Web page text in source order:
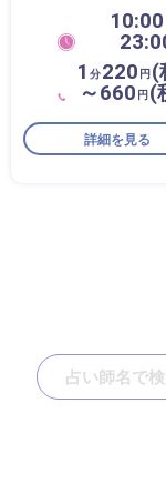
1 分220 円(
～660 円(
詳細を見る